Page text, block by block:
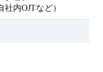
内OJTなど）